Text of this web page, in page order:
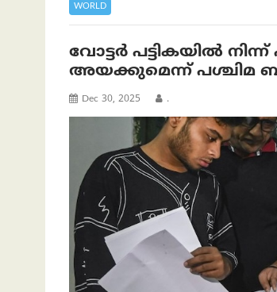
WORLD
വോട്ടർ പട്ടികയിൽ
അയക്കുമെന്ന് പശ്ചിമ
Dec 30, 2025 .